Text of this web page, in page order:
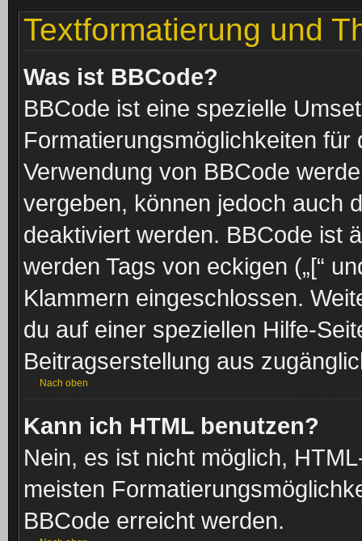
Textformatierung und
Was ist BBCode?
BBCode ist eine spezielle
Formatierungsmöglichkeiten
Verwendung von BBCode
vergeben, können jedoch auch
deaktiviert werden. BBCode ist
werden Tags von eckigen („[“
Klammern eingeschlossen.
du auf einer speziellen Hilfe-
Beitragserstellung aus
Nach oben
Kann ich HTML benutzen?
Nein, es ist nicht möglich,
meisten
BBCode erreicht werden.